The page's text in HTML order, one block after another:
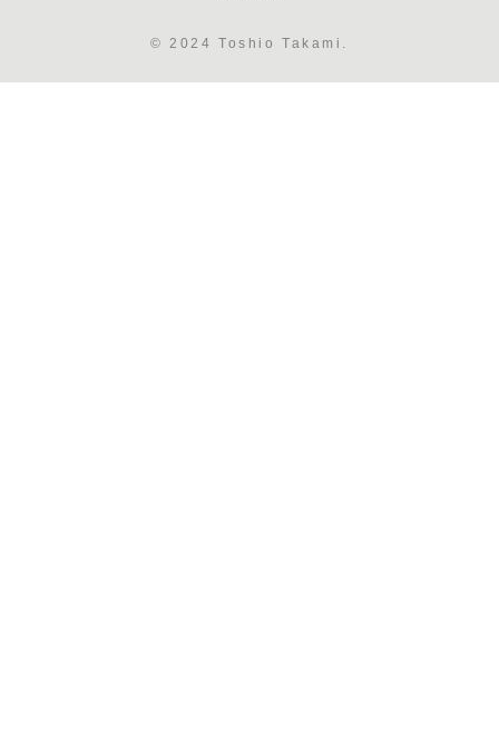
© 2024 Toshio Takami.